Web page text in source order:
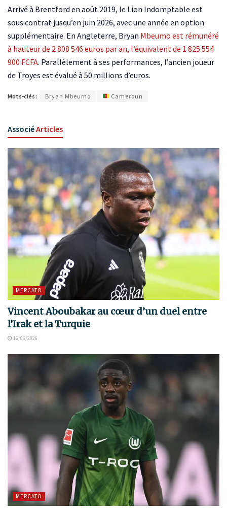
Arrivé à Brentford en août 2019, le Lion Indomptable est
sous contrat jusqu’en juin 2026, avec une année en option
supplémentaire. En Angleterre, Bryan Mbeumo est rémunéré
à hauteur de 2 808 546 euros par an, l’équivalent de 1 825 554
900 FCFA. Parallèlement à ses performances, l’ancien joueur
de Troyes est évalué à 50 millions d’euros.
Mots-clés : Bryan Mbeumo Cameroun
AssociéArticles
MERCATO
Vincent Aboubakar au cœur d’un duel entre
l’Irak et la Turquie
16/06/2026
MERCATO